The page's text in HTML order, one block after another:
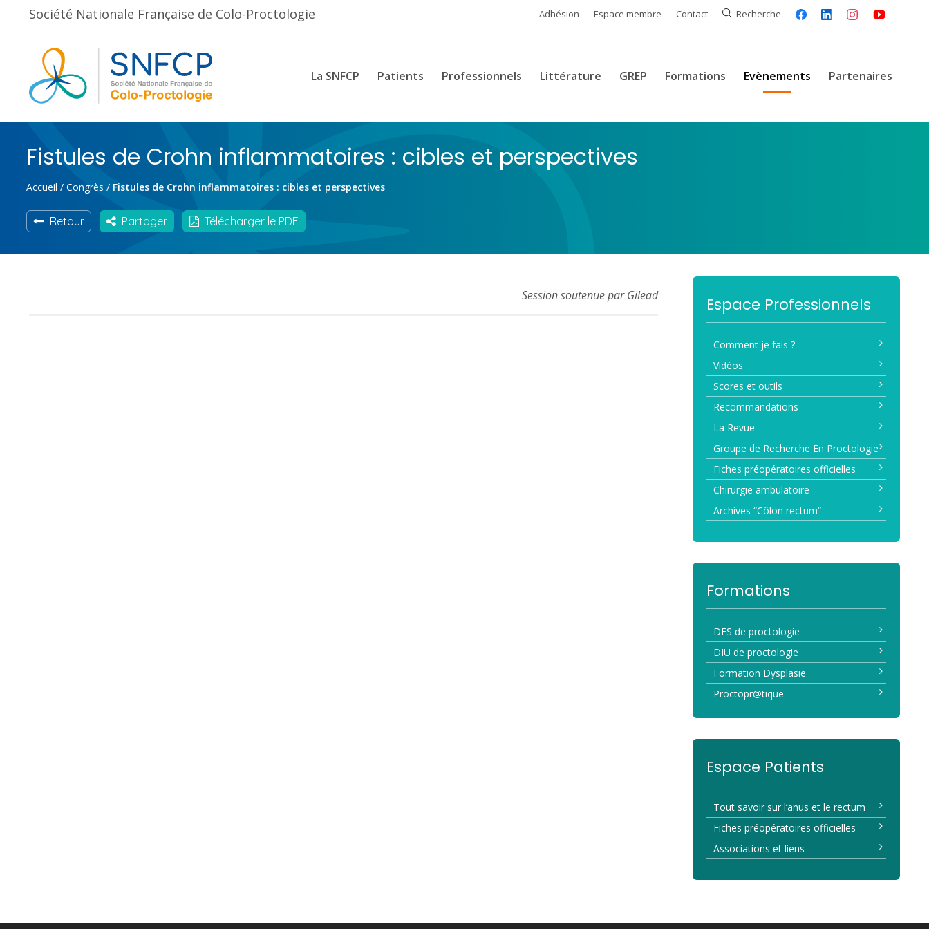
Société Nationale Française de Colo-Proctologie Adhésion Espace membre Contact Recherche
La SNFCP Patients Professionnels Littérature GREP Formations Evènements Partenaires
Fistules de Crohn inflammatoires : cibles et perspectives
Accueil / Congrès / Fistules de Crohn inflammatoires : cibles et perspectives
Retour Partager Télécharger le PDF
Session soutenue par Gilead Espace Professionnels
Comment je fais ?
Vidéos
Scores et outils
Recommandations
La Revue
Groupe de Recherche En Proctologie
Fiches préopératoires officielles
Chirurgie ambulatoire
Archives “Côlon rectum”
Formations
DES de proctologie
DIU de proctologie
Formation Dysplasie
Proctopr@tique
Espace Patients
Tout savoir sur l’anus et le rectum
Fiches préopératoires officielles
Associations et liens